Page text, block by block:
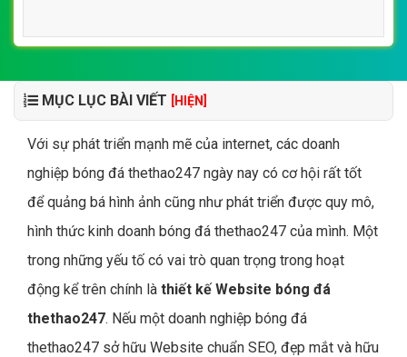
MỤC LỤC BÀI VIẾT [HIỆN]
Với sự phát triển mạnh mẽ của internet, các doanh
nghiệp bóng đá thethao247 ngày nay có cơ hội rất tốt
để quảng bá hình ảnh cũng như phát triển được quy mô,
hình thức kinh doanh bóng đá thethao247 của mình. Một
trong những yếu tố có vai trò quan trọng trong hoạt
động kể trên chính là thiết kế Website bóng đá
thethao247. Nếu một doanh nghiệp bóng đá
thethao247 sở hữu Website chuẩn SEO, đẹp mắt và hữu